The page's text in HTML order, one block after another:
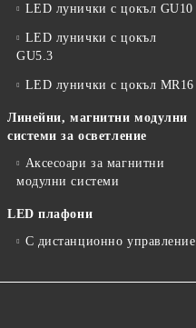
LED лунички с цокъл GU10
LED лунички с цокъл
GU5.3
LED лунички с цокъл MR16
Линейни, магнитни модулни
системи за осветление
Аксесоари за магнитни
модулни системи
LED плафони
С дистанционно управление